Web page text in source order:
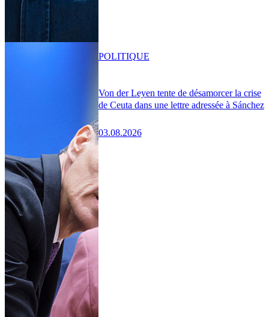
Von der Leyen tente de désamorcer la crise
de Ceuta dans une lettre adressée à Sánchez
03.08.2026
POLITIQUE